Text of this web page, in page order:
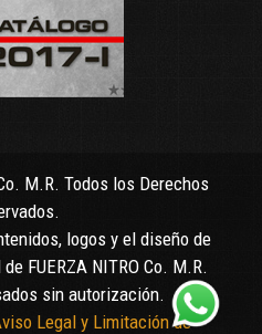
M.R. Todos los Derechos
logos y el diseño de
FUERZA NITRO Co. M.R.
sin autorización.
Legal y Limitación de